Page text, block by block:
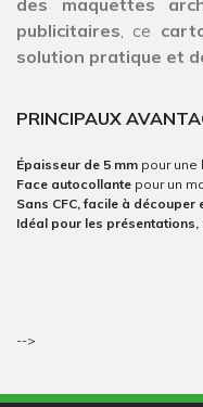
publicitaires , ce
solution pratique et
PRINCIPAUX
Épaisseur de 5 mm pour une
Face autocollante pour un
Sans CFC, facile à
Idéal pour les
-->